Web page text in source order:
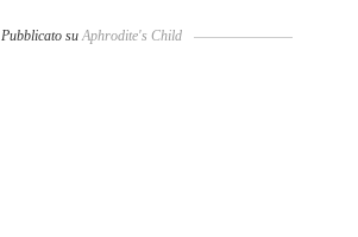
Pubblicato suAphrodite's Child